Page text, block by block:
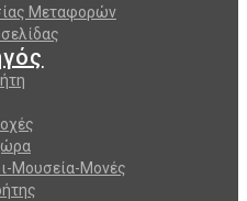
Μεταφορών
Μουσεία-Μονές